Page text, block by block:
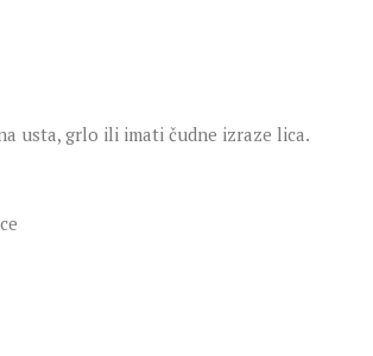
usta, grlo ili imati čudne izraze lica.